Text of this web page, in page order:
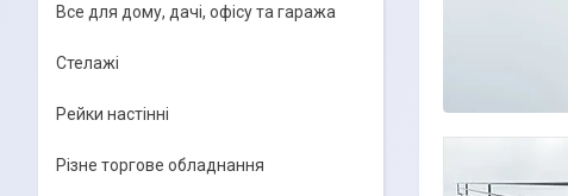
Все для дому, дачі, офісу та гаража
Стелажі
Рейки настінні
Різне торгове обладнання